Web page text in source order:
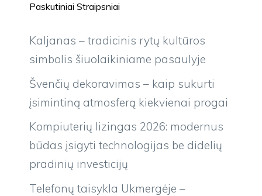
Paskutiniai Straipsniai
Kaljanas – tradicinis rytų kultūros
simbolis šiuolaikiniame pasaulyje
Švenčių dekoravimas – kaip sukurti
įsimintiną atmosferą kiekvienai progai
Kompiuterių lizingas 2026: modernus
būdas įsigyti technologijas be didelių
pradinių investicijų
Telefonų taisykla Ukmergėje –